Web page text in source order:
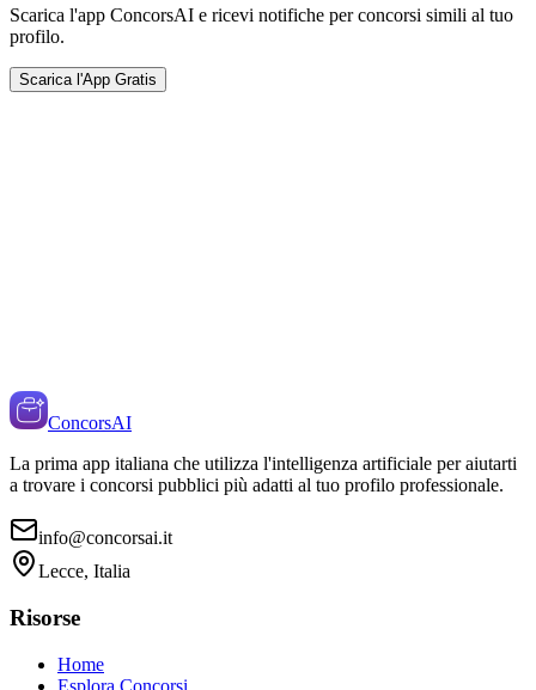
Scarica l'app ConcorsAI e ricevi notifiche per concorsi simili al tuo
profilo.
Scarica l'App Gratis
ConcorsAI
La prima app italiana che utilizza l'intelligenza artificiale per aiutarti
a trovare i concorsi pubblici più adatti al tuo profilo professionale.
info@concorsai.it
Lecce, Italia
Risorse
Home
Esplora Concorsi